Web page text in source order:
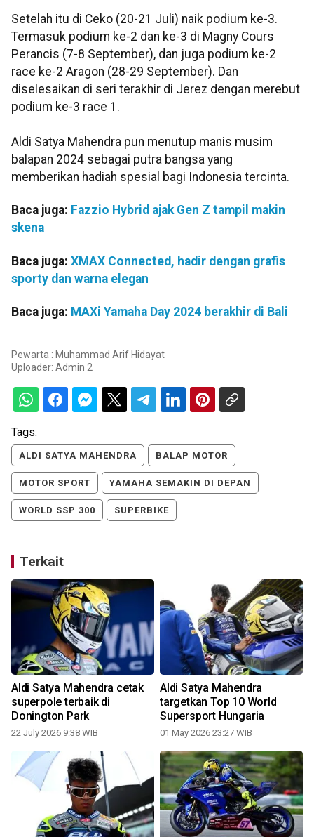
Setelah itu di Ceko (20-21 Juli) naik podium ke-3.
Termasuk podium ke-2 dan ke-3 di Magny Cours
Perancis (7-8 September), dan juga podium ke-2
race ke-2 Aragon (28-29 September). Dan
diselesaikan di seri terakhir di Jerez dengan merebut
podium ke-3 race 1.
Aldi Satya Mahendra pun menutup manis musim
balapan 2024 sebagai putra bangsa yang
memberikan hadiah spesial bagi Indonesia tercinta.
Baca juga: Fazzio Hybrid ajak Gen Z tampil makin
skena
Baca juga: XMAX Connected, hadir dengan grafis
sporty dan warna elegan
Baca juga: MAXi Yamaha Day 2024 berakhir di Bali
Pewarta : Muhammad Arif Hidayat
Uploader: Admin 2
Tags:
ALDI SATYA MAHENDRA BALAP MOTOR
MOTOR SPORT YAMAHA SEMAKIN DI DEPAN
WORLD SSP 300 SUPERBIKE
Terkait
Aldi Satya Mahendra cetak
superpole terbaik di
Donington Park
22 July 2026 9:38 WIB
Aldi Satya Mahendra
targetkan Top 10 World
Supersport Hungaria
01 May 2026 23:27 WIB